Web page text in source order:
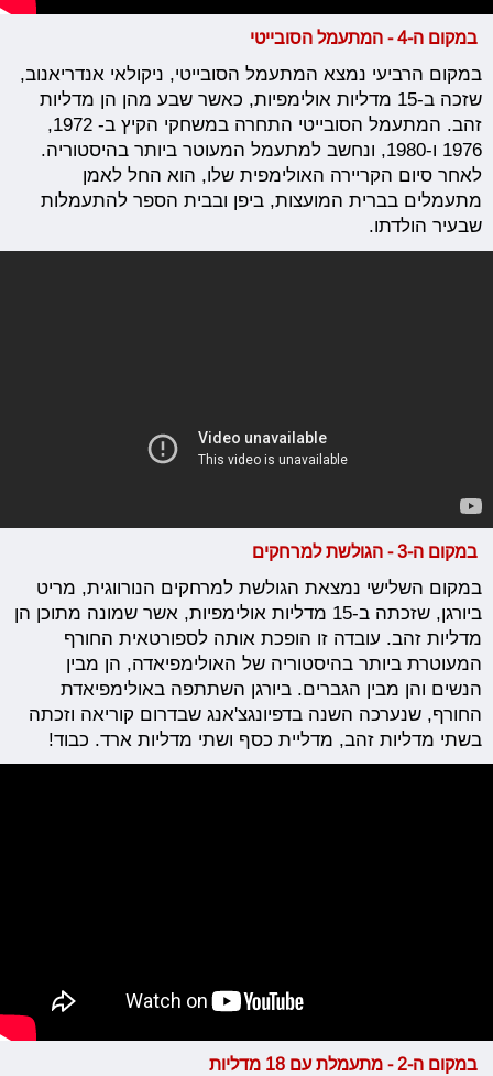
במקום ה-4 - המתעמל הסובייטי
במקום הרביעי נמצא המתעמל הסובייטי, ניקולאי אנדריאנוב,
שזכה ב-15 מדליות אולימפיות, כאשר שבע מהן הן מדליות
זהב. המתעמל הסובייטי התחרה במשחקי הקיץ ב- 1972,
1976 ו-1980, ונחשב למתעמל המעוטר ביותר בהיסטוריה.
לאחר סיום הקריירה האולימפית שלו, הוא החל לאמן
מתעמלים בברית המועצות, ביפן ובבית הספר להתעמלות
שבעיר הולדתו.
במקום ה-3 - הגולשת למרחקים
במקום השלישי נמצאת הגולשת למרחקים הנורווגית, מריט
ביורגן, שזכתה ב-15 מדליות אולימפיות, אשר שמונה מתוכן הן
מדליות זהב. עובדה זו הופכת אותה לספורטאית החורף
המעוטרת ביותר בהיסטוריה של האולימפיאדה, הן מבין
הנשים והן מבין הגברים. ביורגן השתתפה באולימפיאדת
החורף, שנערכה השנה בדפיונגצ'אנג שבדרום קוריאה וזכתה
בשתי מדליות זהב, מדליית כסף ושתי מדליות ארד. כבוד!
במקום ה-2 - מתעמלת עם 18 מדליות